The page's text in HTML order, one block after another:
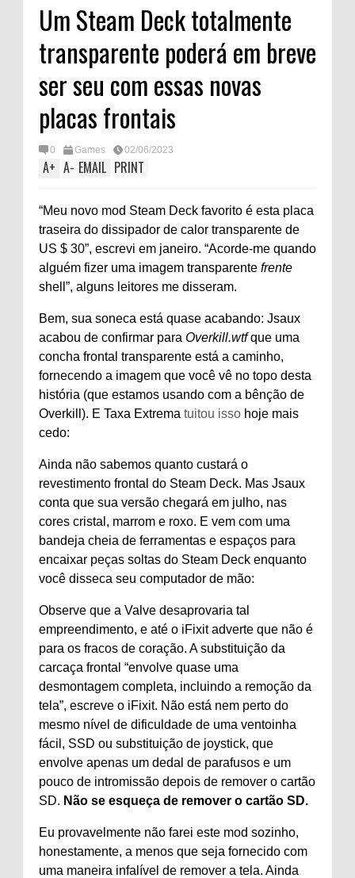
Um Steam Deck totalmente
transparente poderá em breve
ser seu com essas novas
placas frontais
0 Games 02/06/2023
A+ A- EMAIL PRINT
“Meu novo mod Steam Deck favorito é esta placa
traseira do dissipador de calor transparente de
US $ 30”, escrevi em janeiro. “Acorde-me quando
alguém fizer uma imagem transparente frente
shell”, alguns leitores me disseram.
Bem, sua soneca está quase acabando: Jsaux
acabou de confirmar para Overkill.wtfque uma
concha frontal transparente está a caminho,
fornecendo a imagem que você vê no topo desta
história (que estamos usando com a bênção de
Overkill). E Taxa Extrema tuitou isso hoje mais
cedo:
Ainda não sabemos quanto custará o
revestimento frontal do Steam Deck. Mas Jsaux
conta que sua versão chegará em julho, nas
cores cristal, marrom e roxo. E vem com uma
bandeja cheia de ferramentas e espaços para
encaixar peças soltas do Steam Deck enquanto
você disseca seu computador de mão:
Observe que a Valve desaprovaria tal
empreendimento, e até o iFixit adverte que não é
para os fracos de coração. A substituição da
carcaça frontal “envolve quase uma
desmontagem completa, incluindo a remoção da
tela”, escreve o iFixit. Não está nem perto do
mesmo nível de dificuldade de uma ventoinha
fácil, SSD ou substituição de joystick, que
envolve apenas um dedal de parafusos e um
pouco de intromissão depois de remover o cartão
SD. Não se esqueça de remover o cartão SD.
Eu provavelmente não farei este mod sozinho,
honestamente, a menos que seja fornecido com
uma maneira infalível de remover a tela. Ainda